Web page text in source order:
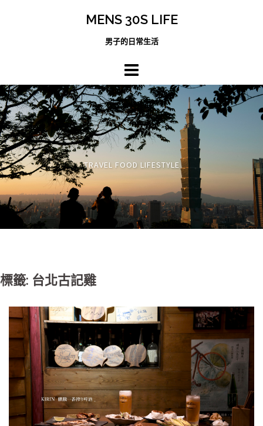
MENS 30S LIFE
男子的日常生活
TRAVEL FOOD LIFESTYLE
標籤: 台北古記雞